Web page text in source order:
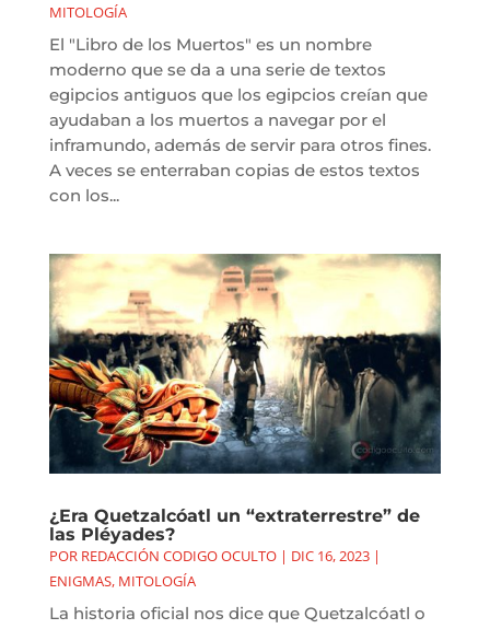
MITOLOGÍA
El "Libro de los Muertos" es un nombre
moderno que se da a una serie de textos
egipcios antiguos que los egipcios creían que
ayudaban a los muertos a navegar por el
inframundo, además de servir para otros fines.
A veces se enterraban copias de estos textos
con los...
¿Era Quetzalcóatl un “extraterrestre” de
las Pléyades?
POR REDACCIÓN CODIGO OCULTO| DIC 16, 2023|
ENIGMAS, MITOLOGÍA
La historia oficial nos dice que Quetzalcóatl o